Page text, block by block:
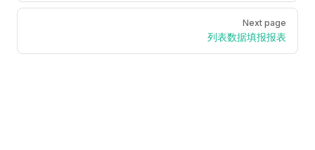
Next page
列表数据填报报表